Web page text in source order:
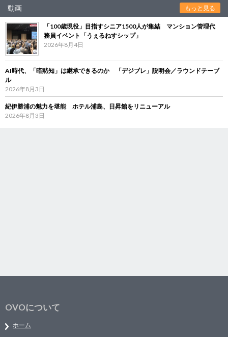
動画 もっと見る
「100歳現役」目指すシニア1500人が集結 マンション管理代
務員イベント「うぇるねすシップ」
2026年8月4日
AI時代、「暗黙知」は継承できるのか 「デジブレ」説明会／ラウンドテーブ
ル
2026年8月3日
紀伊勝浦の魅力を堪能 ホテル浦島、日昇館をリニューアル
2026年8月3日
OVOについて
ホーム